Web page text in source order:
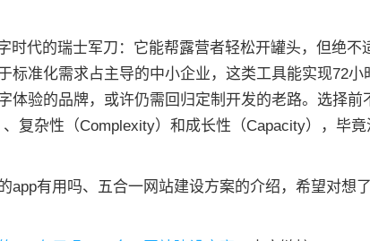
时代的瑞士军刀：它能帮露营者轻松开罐头，但绝不
标准化需求占主导的中小企业，这类工具能实现72小
体验的品牌，或许仍需回归定制开发的老路。选择前
复杂性（Complexity）和成长性（Capacity），毕
app有用吗、五合一网站建设方案的介绍，希望对想